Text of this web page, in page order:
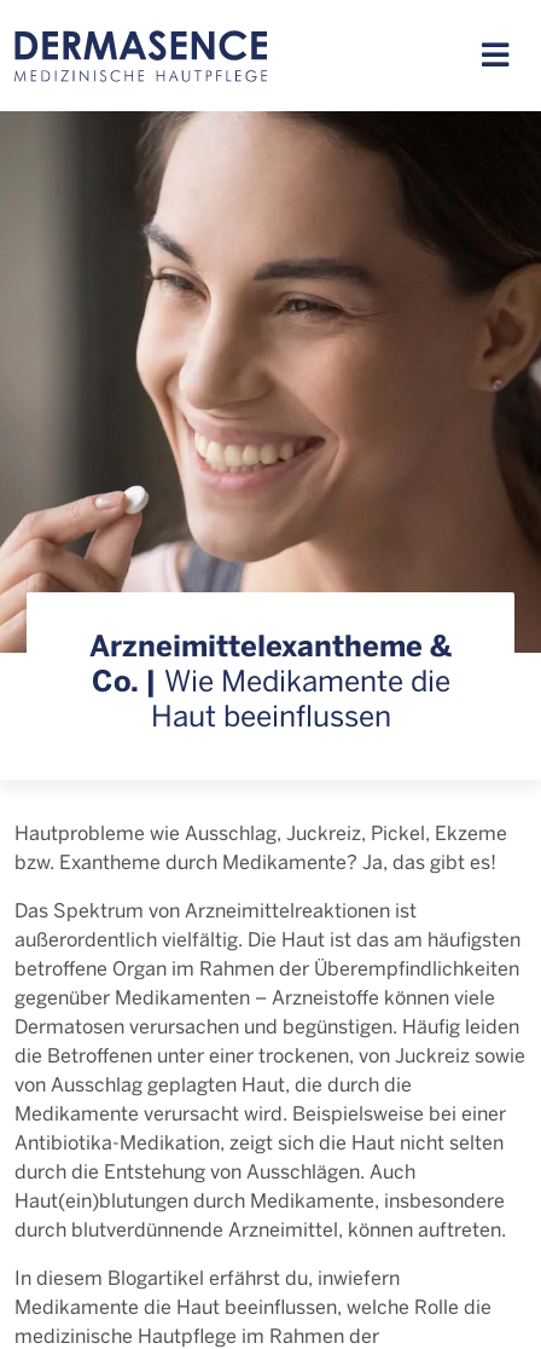
Arzneimittelexantheme &
Co. | Wie Medikamente die
Haut beeinflussen
Hautprobleme wie Ausschlag, Juckreiz, Pickel, Ekzeme
bzw. Exantheme durch Medikamente? Ja, das gibt es!
Das Spektrum von Arzneimittelreaktionen ist
außerordentlich vielfältig. Die Haut ist das am häufigsten
betroffene Organ im Rahmen der Überempfindlichkeiten
gegenüber Medikamenten – Arzneistoffe können viele
Dermatosen verursachen und begünstigen. Häufig leiden
die Betroffenen unter einer trockenen, von Juckreiz sowie
von Ausschlag geplagten Haut, die durch die
Medikamente verursacht wird. Beispielsweise bei einer
Antibiotika-Medikation, zeigt sich die Haut nicht selten
durch die Entstehung von Ausschlägen. Auch
Haut(ein)blutungen durch Medikamente, insbesondere
durch blutverdünnende Arzneimittel, können auftreten.
In diesem Blogartikel erfährst du, inwiefern
Medikamente die Haut beeinflussen, welche Rolle die
medizinische Hautpflege im Rahmen der